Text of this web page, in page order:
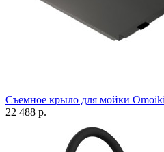
Съемное крыло для мойки
22 488 р.